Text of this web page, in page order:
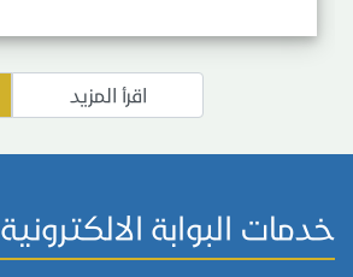
اقرأ المزيد
خدمات البوابة الالكترونية